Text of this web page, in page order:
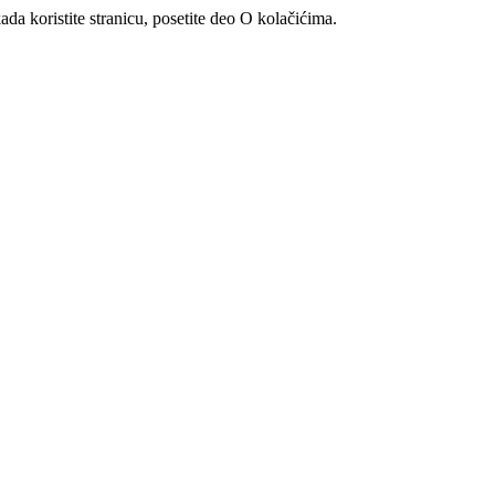
koristite stranicu, posetite deo O kolačićima.